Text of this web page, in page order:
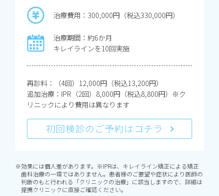
治療費用：300,000円（税込330,000円）
治療期間：約6か月
キレイラインを10回実施
再診料：（4回）12,000円（税込13,200円）
追加治療：IPR（2回）8,000円（税込8,800円）※ク
リニックにより費用は異なります
初回検診のご予約はコチラ
※効果には個人差があります。※IPRは、キレイライン矯正による矯正
歯科治療の一環ではありません。患者様のご要望や症状により医師の
判断のもと行われる「クリニックの治療」に該当しますので、詳細は
提携クリニックに直接ご確認ください。